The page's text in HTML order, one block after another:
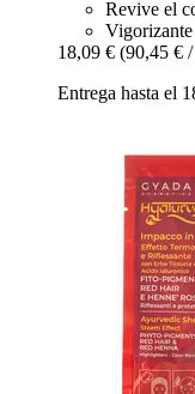
Revive el
18,09 € (90,45 €
Entrega hasta el